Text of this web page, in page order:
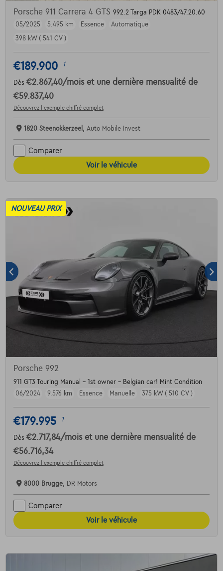
Porsche 911 Carrera 4 GTS 992.2 Targa PDK 0483/47.20.60
05/2025
5.495 km Essence
Automatique
398 kW ( 541 CV )
€189.900 1
Dès €2.867,40/mois et une dernière mensualité de
€59.837,40
Découvrez l’exemple chiffré complet
1820 Steenokkerzeel, Auto Mobile Invest
Comparer
Voir le véhicule
NOUVEAU PRIX
Porsche 992
911 GT3 Touring Manual - 1st owner - Belgian car! Mint Condition
06/2024
9.576 km Essence Manuelle 375 kW ( 510 CV )
€179.995 1
Dès €2.717,84/mois et une dernière mensualité de
€56.716,34
Découvrez l’exemple chiffré complet
8000 Brugge, DR Motors
Comparer
Voir le véhicule